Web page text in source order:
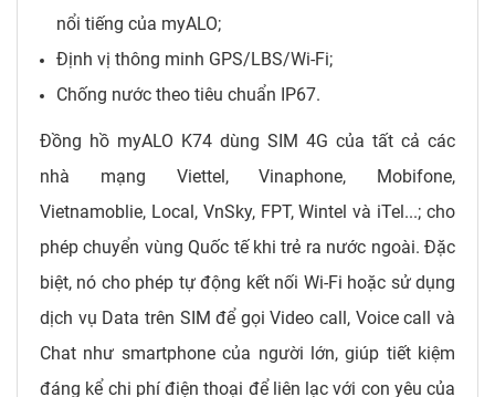
nổi tiếng của myALO;
Định vị thông minh GPS/LBS/Wi-Fi;
Chống nước theo tiêu chuẩn IP67.
Đồng hồ myALO K74 dùng SIM 4G của tất cả các
nhà mạng Viettel, Vinaphone, Mobifone,
Vietnamoblie, Local, VnSky, FPT, Wintel và iTel...; cho
phép chuyển vùng Quốc tế khi trẻ ra nước ngoài. Đặc
biệt, nó cho phép tự động kết nối Wi-Fi hoặc sử dụng
dịch vụ Data trên SIM để gọi Video call, Voice call và
Chat như smartphone của người lớn, giúp tiết kiệm
đáng kể chi phí điện thoại để liên lạc với con yêu của